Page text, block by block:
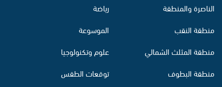
الناصرة والمنطقة
منطقة النقب
منطقة المثلث الشمالي
منطقة البطوف
رياضة
الموسوعة
علوم وتكنولوجيا
توقعات الطقس